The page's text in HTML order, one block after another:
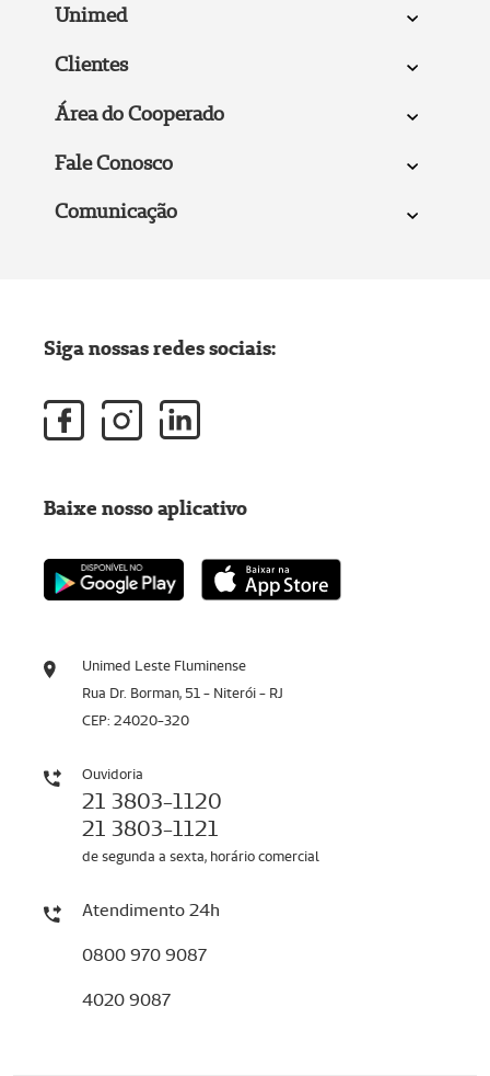
Unimed
Clientes
Área do Cooperado
Fale Conosco
Comunicação
Unimed Leste Fluminense
Rua Dr. Borman, 51 - Niterói - RJ
CEP: 24020-320
Ouvidoria
21 3803-1120
21 3803-1121
de segunda a sexta, horário comercial
Atendimento 24h
0800 970 9087
4020 9087
Siga nossas redes sociais:
Baixe nosso aplicativo